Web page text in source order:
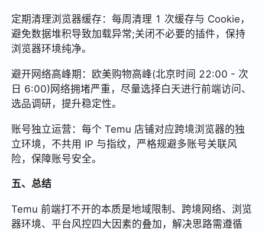
定期清理浏览器缓存：每周清理 1 次缓存与 Cookie，
避免数据堆积导致加载异常;关闭不必要的插件，保持
浏览器环境纯净。
避开网络高峰期：欧美购物高峰(北京时间 22:00 - 次
日 6:00)网络拥堵严重，尽量选择白天进行前端访问、
选品调研，提升稳定性。
账号独立运营：每个 Temu 店铺对应跨境浏览器的独
立环境，不共用 IP 与指纹，严格规避多账号关联风
险，保障账号安全。
五、总结
Temu 前端打不开的本质是地域限制、跨境网络、浏览
器环境、平台风控四大因素的叠加，解决思路需遵循